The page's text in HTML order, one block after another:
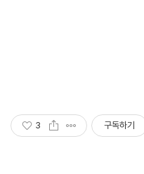
3 구독하기